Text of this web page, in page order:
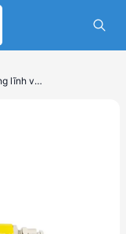
Giới thiệu nhà sản xuất SENKO: Chuyên gia trong lĩnh vực máy đo khí